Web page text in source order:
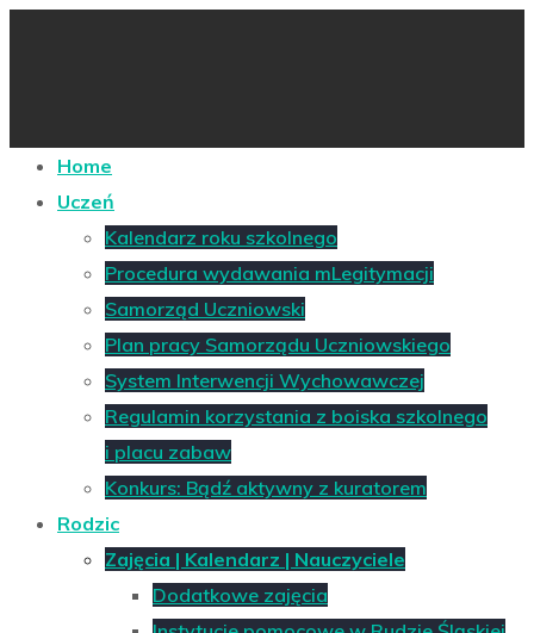
Home
Uczeń
Kalendarz roku szkolnego
Procedura wydawania mLegitymacji
Samorząd Uczniowski
Plan pracy Samorządu Uczniowskiego
System Interwencji Wychowawczej
Regulamin korzystania z boiska szkolnego
i placu zabaw
Konkurs: Bądź aktywny z kuratorem
Rodzic
Zajęcia | Kalendarz | Nauczyciele
Dodatkowe zajęcia